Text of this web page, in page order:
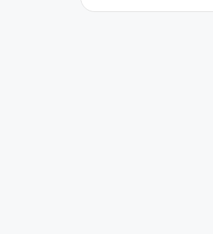
penyebab utamanya.